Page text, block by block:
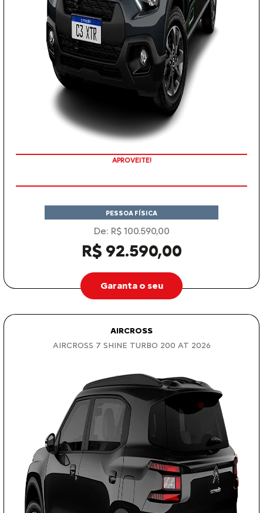
APROVEITE!
PESSOA FÍSICA
De: R$ 100.590,00
R$ 92.590,00
Garanta o seu
AIRCROSS
AIRCROSS 7 SHINE TURBO 200 AT 2026